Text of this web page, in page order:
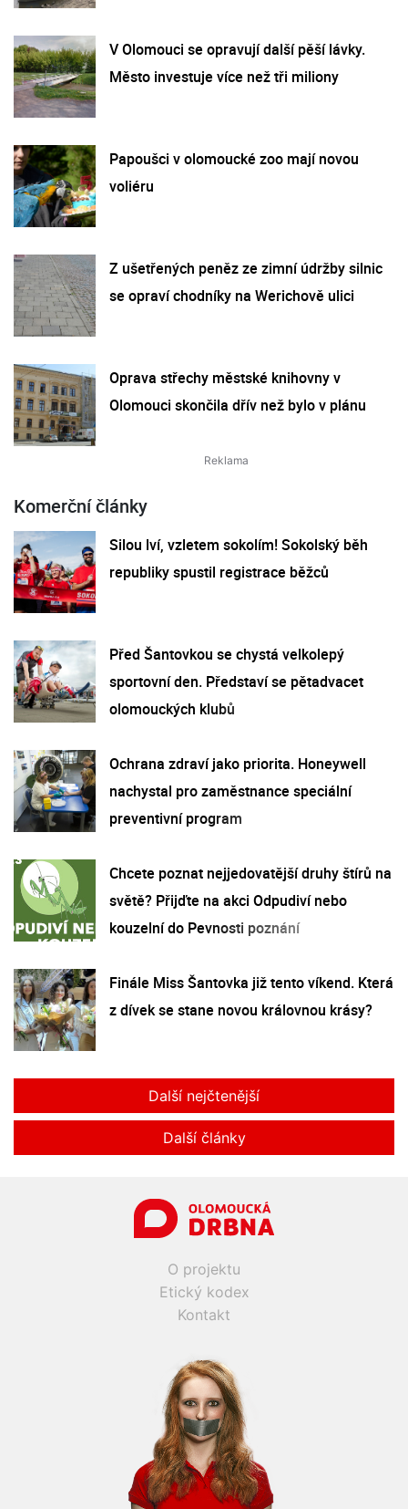
V Olomouci se opravují další pěší lávky.
Město investuje více než tři miliony
Papoušci v olomoucké zoo mají novou
voliéru
Z ušetřených peněz ze zimní údržby silnic
se opraví chodníky na Werichově ulici
Oprava střechy městské knihovny v
Olomouci skončila dřív než bylo v plánu
Komerční články
Silou lví, vzletem sokolím! Sokolský běh
republiky spustil registrace běžců
Před Šantovkou se chystá velkolepý
sportovní den. Představí se pětadvacet
olomouckých klubů
Ochrana zdraví jako priorita. Honeywell
nachystal pro zaměstnance speciální
preventivní program
Chcete poznat nejjedovatější druhy štírů na
světě? Přijďte na akci Odpudiví nebo
kouzelní do Pevnosti poznání
Finále Miss Šantovka již tento víkend. Která
z dívek se stane novou královnou krásy?
Další nejčtenější
Další články
O projektu
Etický kodex
Kontakt